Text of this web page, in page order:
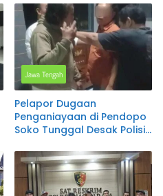
Bersubsidi, Tiga Tersangka
Ditahan.
Jawa Tengah
Pelapor Dugaan
Penganiayaan di Pendopo
Soko Tunggal Desak Polisi
sebagai Tersangka